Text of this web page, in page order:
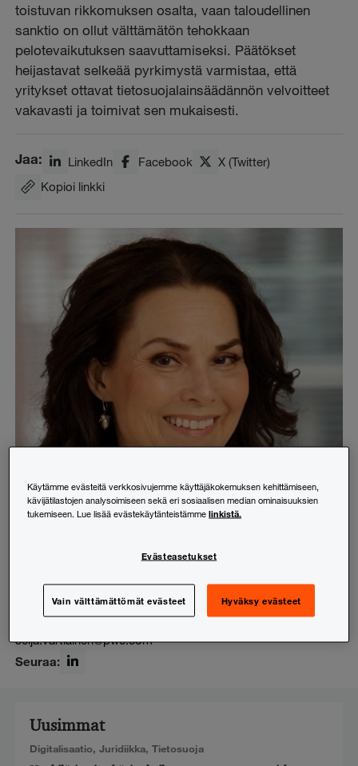
toistuvan rikkomuksen osalta, vaan taloudellinen
sanktio on ollut välttämätön tehokkaan
pelotevaikutuksen saavuttamiseksi. Päätökset
heijastavat selkeää pyrkimystä varmistaa, että
yritykset ottavat tietosuojalainsäädännön velvoitteet
vakavasti ja toimivat sen mukaisesti.
Jaa: LinkedIn Facebook
X (Twitter)
Kopioi linkki
Lakineuvonta
+358 (0)20 787 7483
seija.vartiainen@pwc.com
Seuraa:
Uusimmat
Digitalisaatio, Juridiikka, Tietosuoja
Käytämme evästeitä verkkosivujemme käyttäjäkokemuksen kehittämiseen,
kävijätilastojen analysoimiseen sekä eri sosiaalisen median ominaisuuksien
tukemiseen. Lue lisää evästekäytänteistämmelinkistä.
Evästeasetukset
Vain välttämättömät evästeet Hyväksy evästeet